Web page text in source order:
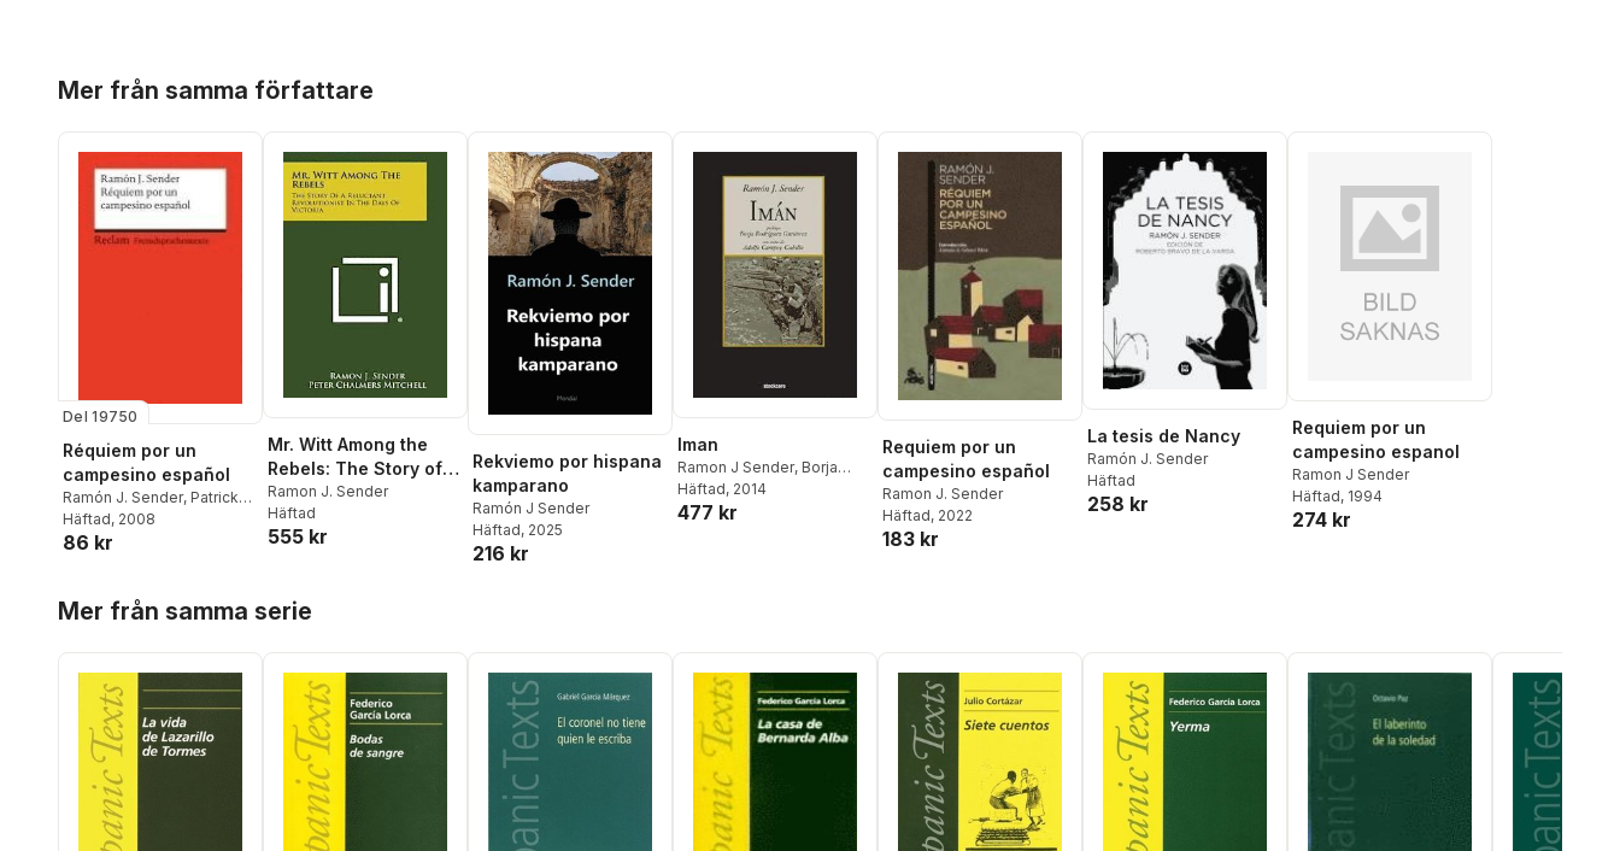
Mer från samma författare
Del 19750
Réquiem por un
campesino español
Ramón J. Sender, Patrick
Saulheimer,Rosamna
Pardellas Velay
Häftad, 2008
86 kr
Mr. Witt Among the
Rebels: The Story of a
Reluctant
Revolutionist in the
Days of Victoria
Ramon J. Sender
Häftad
555 kr
Rekviemo por hispana
kamparano
Ramón J Sender
Häftad, 2025
216 kr
Iman
Ramon J Sender, Borja
Rodriguez Gutierrez
Häftad, 2014
477 kr
Requiem por un
campesino español
Ramon J. Sender
Häftad, 2022
183 kr
La tesis de Nancy
Ramón J. Sender
Häftad
258 kr
Requiem por un
campesino espanol
Ramon J Sender
Häftad, 1994
274 kr
Mer från samma serie